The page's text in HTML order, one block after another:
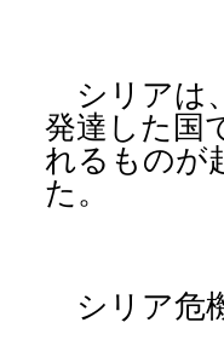
シリアは
発達した国
れるものが
た。
シリア危